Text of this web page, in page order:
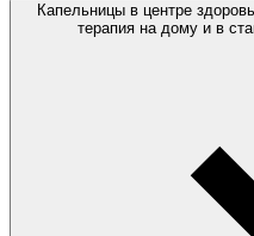
Капельницы в центре
терапия на дому и в